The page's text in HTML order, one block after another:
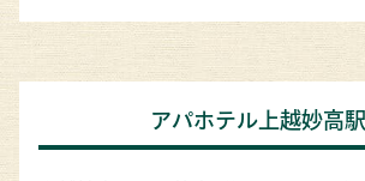
アパホテル上越妙高